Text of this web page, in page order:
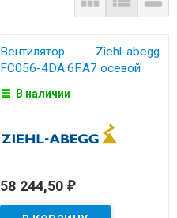
Вентилятор Ziehl-abegg
FC056-4DA.6F.A7 осевой
В наличии
58 244,50 ₽